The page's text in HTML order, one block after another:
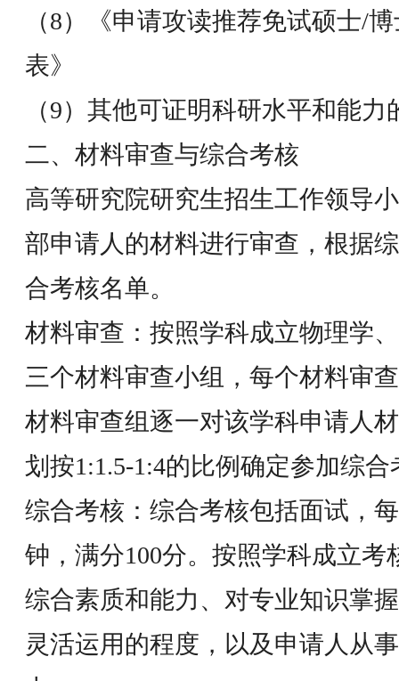
（8）《申请攻读推荐免试硕士/
表》
（9）其他可证明科研水平和能力
二、材料审查与综合考核
高等研究院研究生招生工作领导
部申请人的材料进行审查，根据
合考核名单。
材料审查：按照学科成立物理学
三个材料审查小组，每个材料审
材料审查组逐一对该学科申请人
划按1:1.5-1:4的比例确定参加综
综合考核：综合考核包括面试，
钟，满分100分。按照学科成立
综合素质和能力、对专业知识掌
灵活运用的程度，以及申请人从